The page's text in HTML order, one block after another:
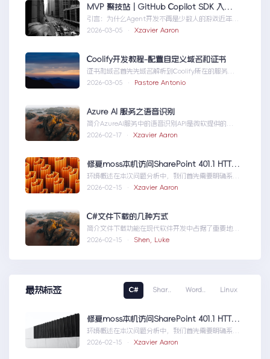
MVP 聚技站｜GitHub Copilot SDK 入门：五分钟构建你的第一个 AI Agent
引言：为什么Agent开发不再是少数人的游戏近年
来，随着人工智能技术的快速发展，AIAgen...MVP
2026-03-05 · Xzavier Aaron
Coolify开发教程-配置自定义域名和证书
证书和域名首先先域名解析到Coolify所在的服务
器，然后获取你的证书NGINX版本的，这里就不
2026-03-05 · Pastore Antonio
Azure AI 服务之语音识别
简介AzureAI服务中的语音识别API是微软提供的一
项先进技术，旨在帮助开发者轻松实现语...AzureAI
2026-02-17 · Xzavier Aaron
修复moss本机访问SharePoint 401.1 HTTP错误
环境概述在本次问题分析中，我们首先需要明确系统
的运行环境。了解环境配置不仅能帮助我们定位问
2026-02-15 · Xzavier Aaron
C#文件下载的几种方式
简介文件下载功能在现代软件开发中占据了重要地
位，无论是为用户提供资源、分发文档，还是实现数
2026-02-15 · Shen, Luke
最热标签 C# Shar.. Word.. Linux
修复moss本机访问SharePoint 401.1 HTTP错误
环境概述在本次问题分析中，我们首先需要明确系统
的运行环境。了解环境配置不仅能帮助我们定位问
2026-02-15 · Xzavier Aaron